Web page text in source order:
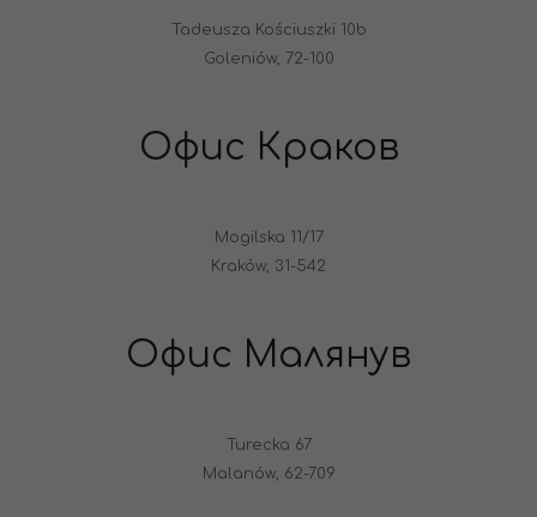
Tadeusza Kościuszki 10b
Goleniów, 72-100
Офис Краков
Mogilska 11/17
Kraków, 31-542
Офис Малянув
Turecka 67
Malanów, 62-709